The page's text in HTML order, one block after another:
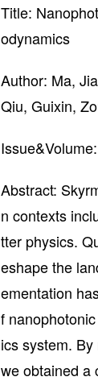
Title:
odynamics
Author: Ma,
Qiu, Guixin,
Abstract:
n contexts
tter physics.
eshape the
ementation
f
ics system.
we obtained a